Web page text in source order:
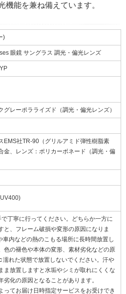
機能を兼ね備えています。
)
眼鏡 サングラス 調光・偏光レンズ
グレーポラライズド（調光・偏光レンズ）
EMS社TR-90（グリルアミド弾性樹脂素
金、レンズ：ポリカーボネード（調光・偏
丁寧に行ってください。どちらか一方に
と、フレーム破損や変形の原因になりま
車内などの熱のこもる場所に長時間放置し
色の褪色や本体の変形、素材劣化などの原
濡れた状態で放置しないでください。汗や
ま放置しますと水垢やシミが取れにくくな
劣化の原因となることがあります。
ってお届け日時指定サービスをお受けでき